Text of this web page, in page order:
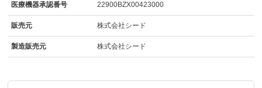
医療機器承認番号 22900BZX00423000
販売元 株式会社シード
製造販売元 株式会社シード